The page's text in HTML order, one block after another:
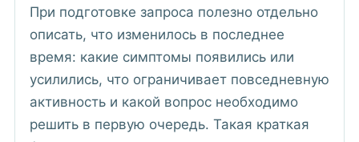
При подготовке запроса полезно отдельно
описать, что изменилось в последнее
время: какие симптомы появились или
усилились, что ограничивает повседневную
активность и какой вопрос необходимо
решить в первую очередь. Такая краткая